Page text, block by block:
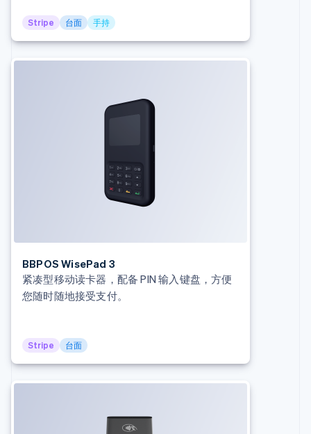
Stripe 台面 手持
BBPOS WisePad 3
紧凑型移动读卡器，配备 PIN 输入键盘，方便
您随时随地接受支付。
Stripe 台面
阿联酋
English
爱尔兰
English
English
English
波兰
丹麦
English
德国
FrançaisEnglish
EnglishSvenska
荷兰